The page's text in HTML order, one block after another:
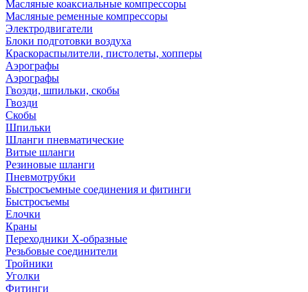
Масляные коаксиальные компрессоры
Масляные ременные компрессоры
Электродвигатели
Блоки подготовки воздуха
Краскораспылители, пистолеты, хопперы
Аэрографы
Аэрографы
Гвозди, шпильки, скобы
Гвозди
Скобы
Шпильки
Шланги пневматические
Витые шланги
Резиновые шланги
Пневмотрубки
Быстросъемные соединения и фитинги
Быстросъемы
Елочки
Краны
Переходники Х-образные
Резьбовые соединители
Тройники
Уголки
Фитинги